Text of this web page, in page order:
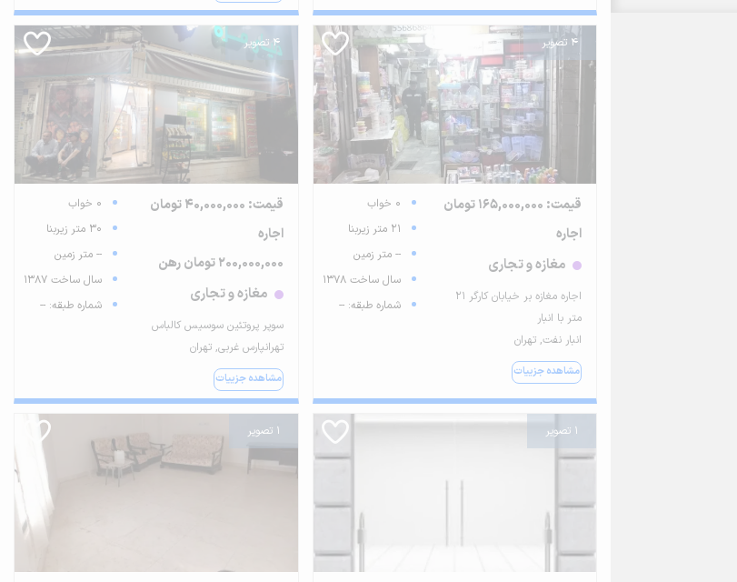
4 تصویر
قیمت: 165,000,000 تومان
اجاره
مغازه و تجاری
اجاره مغازه بر خیابان کارگر 21
متر با انبار
انبار نفت, تهران
مشاهده جزییات
0 خواب
21 متر زیربنا
-- متر زمین
سال ساخت 1378
شماره طبقه: --
4 تصویر
قیمت: 40,000,000 تومان
اجاره
200,000,000 تومان رهن
مغازه و تجاری
سوپر پروتئین سوسیس کالباس
تهرانپارس غربی, تهران
مشاهده جزییات
0 خواب
30 متر زیربنا
-- متر زمین
سال ساخت 1387
شماره طبقه: --
1 تصویر 1 تصویر